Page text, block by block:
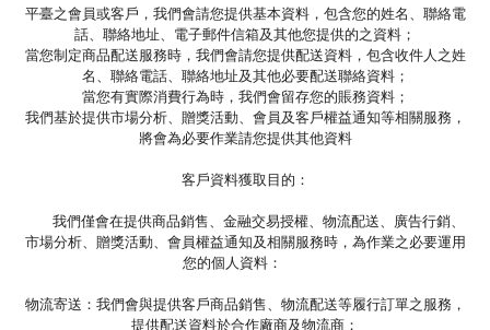
平臺之會員或客戶，我們會請您提供基本資料，包含您的姓名、聯絡電
話、聯絡地址、電子郵件信箱及其他您提供的之資料；
當您制定商品配送服務時，我們會請您提供配送資料，包含收件人之姓
名、聯絡電話、聯絡地址及其他必要配送聯絡資料；
當您有實際消費行為時，我們會留存您的賬務資料；
我們基於提供市場分析、贈獎活動、會員及客戶權益通知等相關服務，
將會為必要作業請您提供其他資料
客戶資料獲取目的：
我們僅會在提供商品銷售、金融交易授權、物流配送、廣告行銷、
市場分析、贈獎活動、會員權益通知及相關服務時，為作業之必要運用
您的個人資料：
物流寄送：我們會與提供客戶商品銷售、物流配送等履行訂單之服務，
提供配送資料於合作廠商及物流商；